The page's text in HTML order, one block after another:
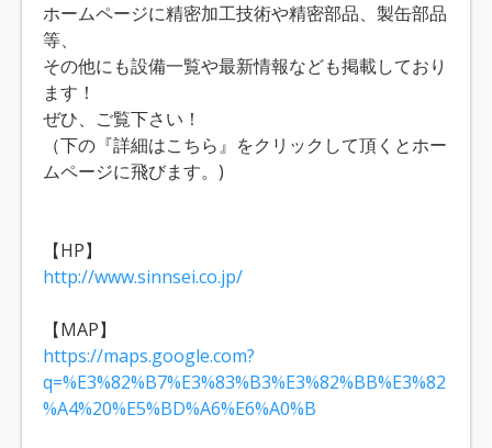
ホームページに精密加工技術や精密部品、製缶部品
等、
その他にも設備一覧や最新情報なども掲載しており
ます！
ぜひ、ご覧下さい！
（下の『詳細はこちら』をクリックして頂くとホー
ムページに飛びます。)
【HP】
http://www.sinnsei.co.jp/
【MAP】
https://maps.google.com?
q=%E3%82%B7%E3%83%B3%E3%82%BB%E3%82
%A4%20%E5%BD%A6%E6%A0%B